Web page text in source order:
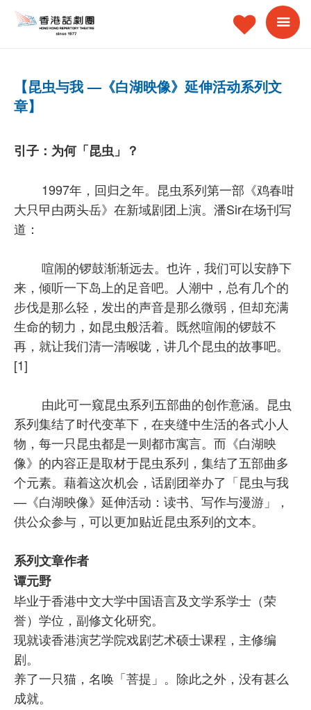
【昆虫与我 —《白湖映像》延伸活动系列文
章】
引子：为何「昆虫」？
1997年，回归之年。昆虫系列第一部《鸡春咁
大只曱甴两头岳》在新域剧团上演。潘Sir在场刊写
道：
喧闹的锣鼓渐渐远去。也许，我们可以安静下
来，倾听一下岛上的足音吧。人潮中，总有几个的
步伐是那么轻，发出的声音是那么微弱，但却充满
生命的韧力，如昆虫般活着。既然喧闹的锣鼓不
再，就让我们清一清喉咙，讲几个昆虫的故事吧。
[1]
由此可一窥昆虫系列五部曲的创作意涵。昆虫
系列集结了时代变革下，在夹缝中生活的各式小人
物，每一只昆虫都是一则都市寓言。而《白湖映
像》的内容正是取材于昆虫系列，集结了五部曲多
个元素。藉着这次机会，话剧团举办了「昆虫与我
—《白湖映像》延伸活动：读书、写作与漫游」，
供公众参与，可以更加贴近昆虫系列的文本。
系列文章作者
谭元野
毕业于香港中文大学中国语言及文学系学士（荣
誉）学位，副修文化研究。
现就读香港演艺学院戏剧艺术硕士课程，主修编
剧。
养了一只猫，名唤「菩提」。除此之外，没有甚么
成就。